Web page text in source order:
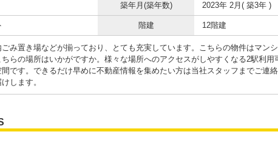
築年月(築年数) 2023年 2月( 築3年 )
階建 12階建
み置き場などが揃っており、とても充実しています。こちらの物件はマン
らの場所はいかがですか。様々な場所へのアクセスがしやすくなる2駅利用
です。できるだけ早めに不動産情報を集めたい方は当社スタッフまでご連
します。